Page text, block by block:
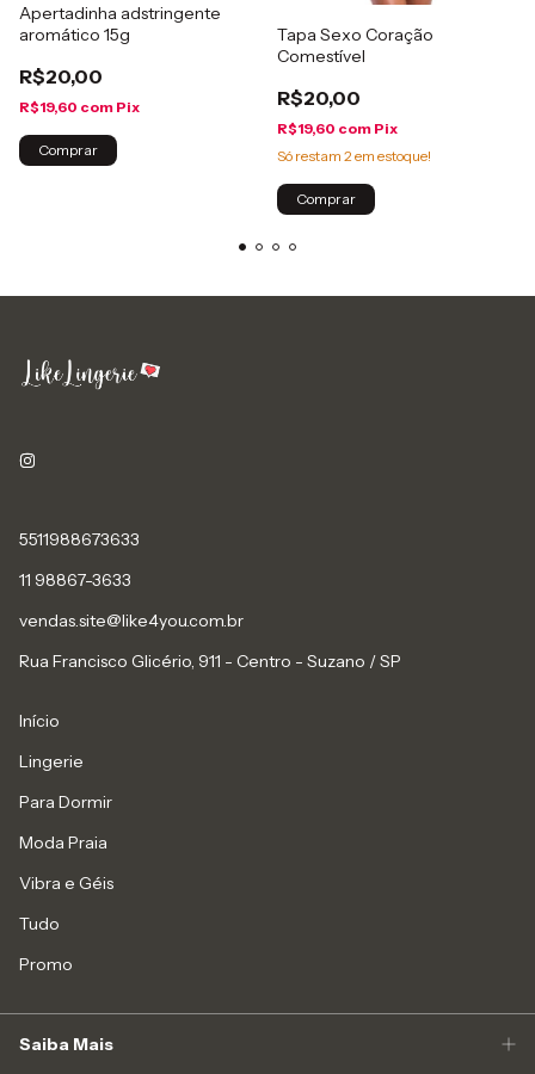
Apertadinha adstringente
aromático 15g
R$20,00
R$19,60 com Pix
Comprar
Tapa Sexo Coração
Comestível
R$20,00
R$19,60 com Pix
Só restam 2 em estoque!
Comprar
5511988673633
11 98867-3633
vendas.site@like4you.com.br
Rua Francisco Glicério, 911 - Centro - Suzano / SP
Início
Lingerie
Para Dormir
Moda Praia
Vibra e Géis
Tudo
Promo
Saiba Mais